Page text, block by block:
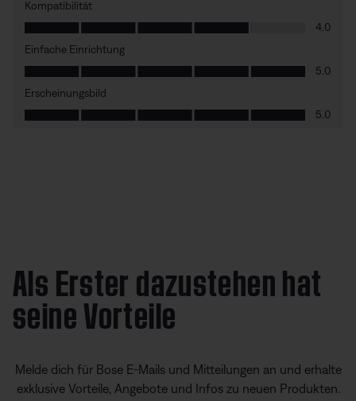
Als Erster dazustehen hat
seine Vorteile
Melde dich für Bose E-Mails und Mitteilungen an und erhalte
exklusive Vorteile, Angebote und Infos zu neuen Produkten.